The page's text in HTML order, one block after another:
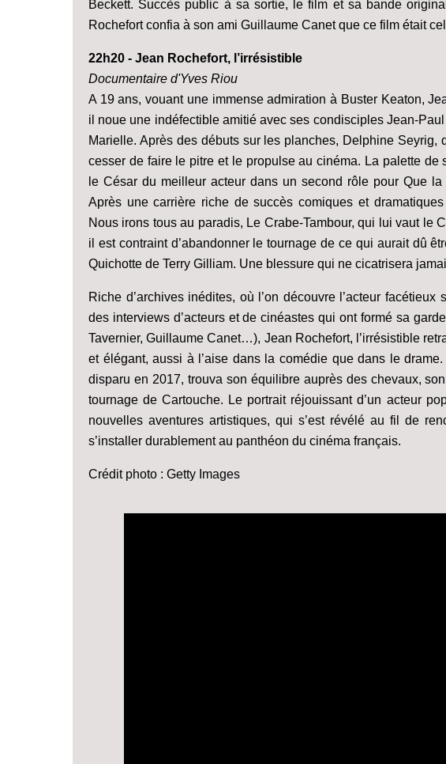
Beckett. Succès public à sa sortie, le film et sa bande
Rochefort confia à son ami Guillaume Canet que ce film était
22h20 - Jean Rochefort, l’irrésistible
Documentaire d'Yves Riou
A 19 ans, vouant une immense admiration à Buster Keaton,
il noue une indéfectible amitié avec ses condisciples Jean-
Marielle. Après des débuts sur les planches, Delphine
cesser de faire le pitre et le propulse au cinéma. La palette de
le César du meilleur acteur dans un second rôle pour Que la
Après une carrière riche de succès comiques et
Nous irons tous au paradis, Le Crabe-Tambour, qui lui vaut le
il est contraint d’abandonner le tournage de ce qui aurait dû
Quichotte de Terry Gilliam. Une blessure qui ne cicatrisera
Riche d’archives inédites, où l’on découvre l’acteur
des interviews d’acteurs et de cinéastes qui ont formé sa
Tavernier, Guillaume Canet…), Jean Rochefort, l’irrésistible
et élégant, aussi à l’aise dans la comédie que dans le
disparu en 2017, trouva son équilibre auprès des chevaux,
tournage de Cartouche. Le portrait réjouissant d’un acteur
nouvelles aventures artistiques, qui s’est révélé au fil de
s’installer durablement au panthéon du cinéma français.
Crédit photo : Getty Images